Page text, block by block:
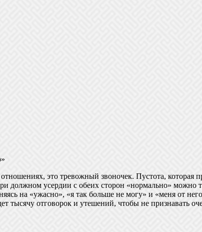
это тревожный звоночек. Пустота,
должном усердии с обеих сторон «нормально»
на «ужасно», «я так больше не могу» и «меня от
тысячу отговорок и утешений, чтобы не признавать